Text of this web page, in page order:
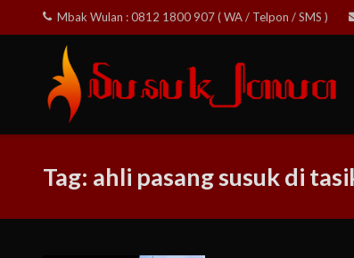
to
Mbak Wulan : 0812 1800 907 ( WA / Telpon / SMS )
Tag: ahli pasang susuk di